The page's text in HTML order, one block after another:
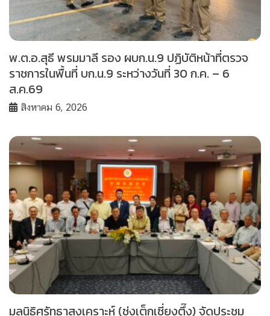
พ.ต.อ.สุธี พรมมาลี รอง ผบก.น.9 ปฏิบัติหน้าที่ตรวจ
ราชการในพื้นที่ บก.น.9 ระหว่างวันที่ 30 ก.ค. – 6
ส.ค.69
สิงหาคม 6, 2026
มูลนิธิศรัทธาสงเคราะห์ (ช่งเต็กเซี่ยงตึ๊ง) จัดประชุม